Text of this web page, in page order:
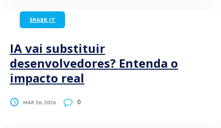
SHARK IT
IA vai substituir
desenvolvedores? Entenda o
impacto real
MAR 26, 2026 0